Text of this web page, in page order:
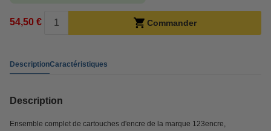
54,50 € Commander
DescriptionCaractéristiques
Description
Ensemble complet de cartouches d'encre de la marque 123encre,